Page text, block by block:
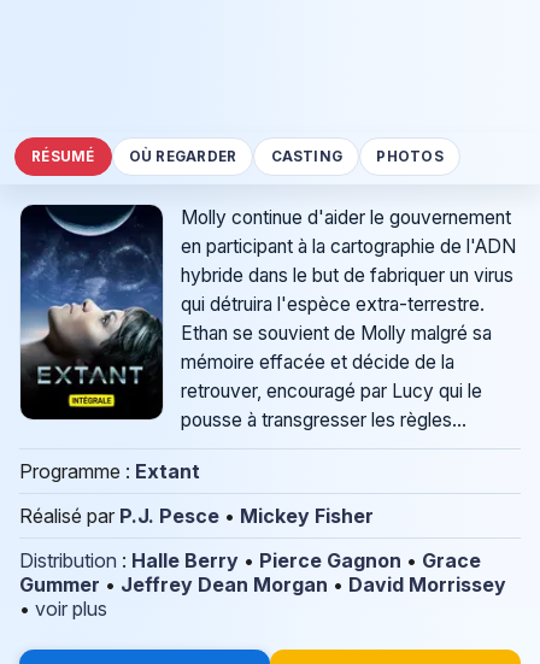
RÉSUMÉ OÙ REGARDER CASTING PHOTOS
Molly continue d'aider le gouvernement
en participant à la cartographie de l'ADN
hybride dans le but de fabriquer un virus
qui détruira l'espèce extra-terrestre.
Ethan se souvient de Molly malgré sa
mémoire effacée et décide de la
retrouver, encouragé par Lucy qui le
pousse à transgresser les règles...
Programme : Extant
Réalisé par P.J. Pesce • Mickey Fisher
Distribution : Halle Berry • Pierce Gagnon • Grace
Gummer • Jeffrey Dean Morgan • David Morrissey
• voir plus